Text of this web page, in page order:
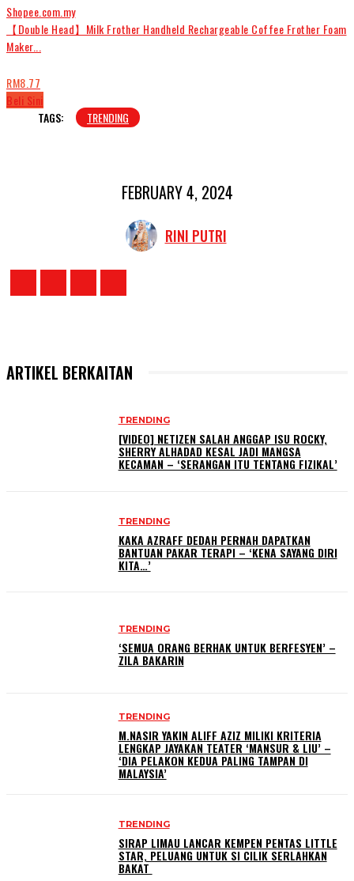
Shopee.com.my
【Double Head】Milk Frother Handheld Rechargeable Coffee Frother Foam
Maker...
RM8.77
Beli Sini
TAGS:
TRENDING
FEBRUARY 4, 2024
RINI PUTRI
ARTIKEL BERKAITAN
TRENDING
[VIDEO] NETIZEN SALAH ANGGAP ISU ROCKY,
SHERRY ALHADAD KESAL JADI MANGSA
KECAMAN – ‘SERANGAN ITU TENTANG FIZIKAL’
TRENDING
KAKA AZRAFF DEDAH PERNAH DAPATKAN
BANTUAN PAKAR TERAPI – ‘KENA SAYANG DIRI
KITA…’
TRENDING
‘SEMUA ORANG BERHAK UNTUK BERFESYEN’ –
ZILA BAKARIN
TRENDING
M.NASIR YAKIN ALIFF AZIZ MILIKI KRITERIA
LENGKAP JAYAKAN TEATER ‘MANSUR & LIU’ –
‘DIA PELAKON KEDUA PALING TAMPAN DI
MALAYSIA’
TRENDING
SIRAP LIMAU LANCAR KEMPEN PENTAS LITTLE
STAR, PELUANG UNTUK SI CILIK SERLAHKAN
BAKAT